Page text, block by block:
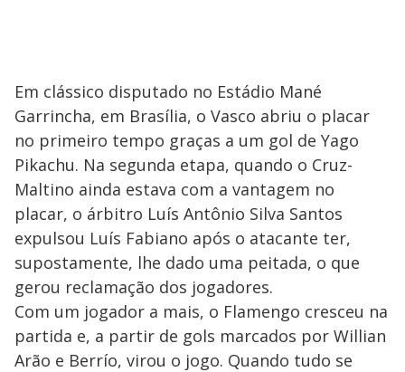
Em clássico disputado no Estádio Mané
Garrincha, em Brasília, o Vasco abriu o placar
no primeiro tempo graças a um gol de Yago
Pikachu. Na segunda etapa, quando o Cruz-
Maltino ainda estava com a vantagem no
placar, o árbitro Luís Antônio Silva Santos
expulsou Luís Fabiano após o atacante ter,
supostamente, lhe dado uma peitada, o que
gerou reclamação dos jogadores.
Com um jogador a mais, o Flamengo cresceu na
partida e, a partir de gols marcados por Willian
Arão e Berrío, virou o jogo. Quando tudo se